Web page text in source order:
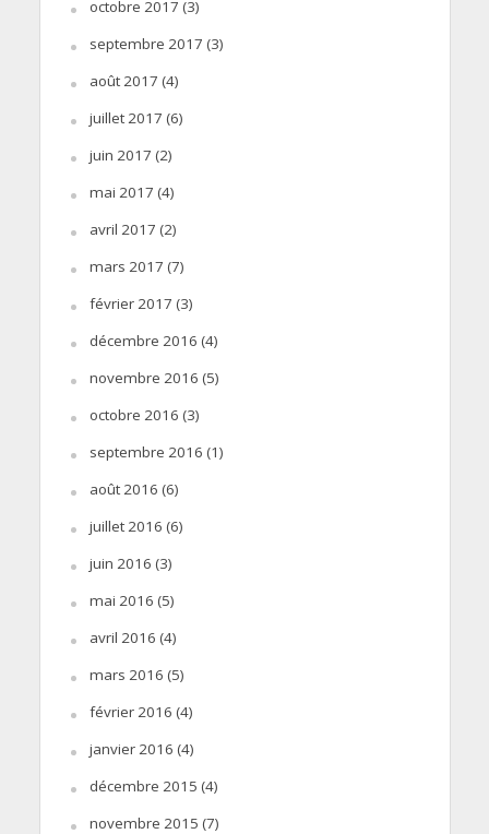
octobre 2017 (3)
septembre 2017 (3)
août 2017 (4)
juillet 2017 (6)
juin 2017 (2)
mai 2017 (4)
avril 2017 (2)
mars 2017 (7)
février 2017 (3)
décembre 2016 (4)
novembre 2016 (5)
octobre 2016 (3)
septembre 2016 (1)
août 2016 (6)
juillet 2016 (6)
juin 2016 (3)
mai 2016 (5)
avril 2016 (4)
mars 2016 (5)
février 2016 (4)
janvier 2016 (4)
décembre 2015 (4)
novembre 2015 (7)